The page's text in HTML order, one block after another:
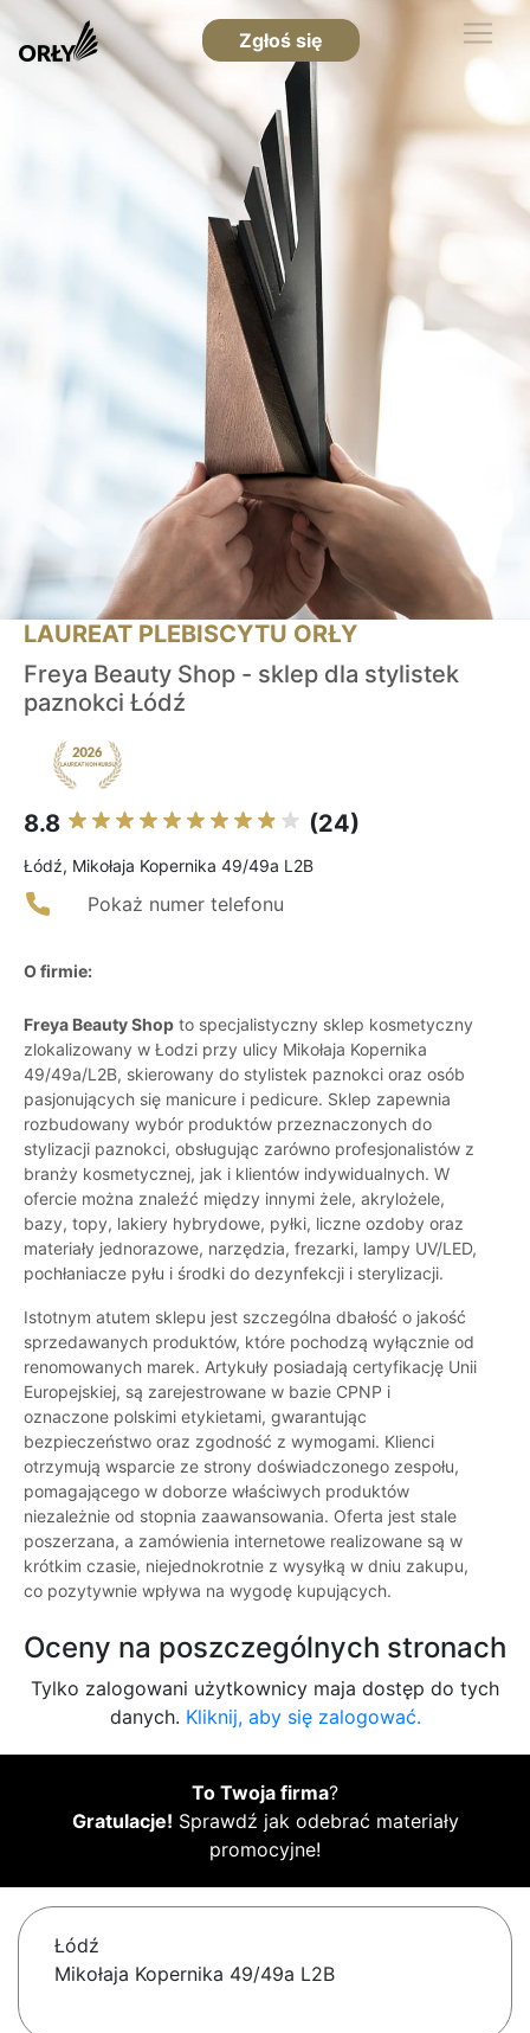
Zgłoś się
LAUREAT PLEBISCYTU ORŁY
Freya Beauty Shop - sklep dla stylistek
paznokci Łódź
8.8 (24)
Łódź, Mikołaja Kopernika 49/49a L2B
Pokaż numer telefonu
O firmie:
Freya Beauty Shop to specjalistyczny sklep kosmetyczny
zlokalizowany w Łodzi przy ulicy Mikołaja Kopernika
49/49a/L2B, skierowany do stylistek paznokci oraz osób
pasjonujących się manicure i pedicure. Sklep zapewnia
rozbudowany wybór produktów przeznaczonych do
stylizacji paznokci, obsługując zarówno profesjonalistów z
branży kosmetycznej, jak i klientów indywidualnych. W
ofercie można znaleźć między innymi żele, akrylożele,
bazy, topy, lakiery hybrydowe, pyłki, liczne ozdoby oraz
materiały jednorazowe, narzędzia, frezarki, lampy UV/LED,
pochłaniacze pyłu i środki do dezynfekcji i sterylizacji.
Istotnym atutem sklepu jest szczególna dbałość o jakość
sprzedawanych produktów, które pochodzą wyłącznie od
renomowanych marek. Artykuły posiadają certyfikację Unii
Europejskiej, są zarejestrowane w bazie CPNP i
oznaczone polskimi etykietami, gwarantując
bezpieczeństwo oraz zgodność z wymogami. Klienci
otrzymują wsparcie ze strony doświadczonego zespołu,
pomagającego w doborze właściwych produktów
niezależnie od stopnia zaawansowania. Oferta jest stale
poszerzana, a zamówienia internetowe realizowane są w
krótkim czasie, niejednokrotnie z wysyłką w dniu zakupu,
co pozytywnie wpływa na wygodę kupujących.
Oceny na poszczególnych stronach
Tylko zalogowani użytkownicy maja dostęp do tych
danych. Kliknij, aby się zalogować.
To Twoja firma?
Gratulacje! Sprawdź jak odebrać materiały
promocyjne!
Łódź
Mikołaja Kopernika 49/49a L2B